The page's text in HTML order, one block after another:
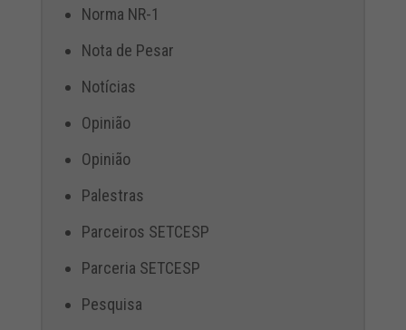
Norma NR-1
Nota de Pesar
Notícias
Opinião
Opinião
Palestras
Parceiros SETCESP
Parceria SETCESP
Pesquisa